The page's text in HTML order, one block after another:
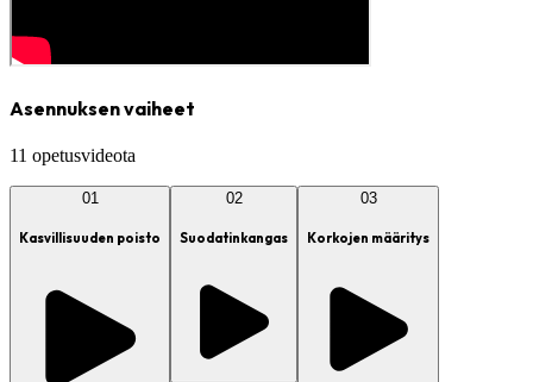
Asennuksen vaiheet
11 opetusvideota
01
Kasvillisuuden poisto
02
Suodatinkangas
03
Korkojen määritys